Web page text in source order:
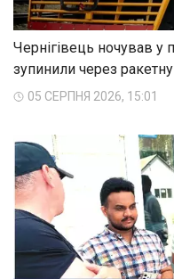
Чернігівець ночував у
зупинили через
05 СЕРПНЯ 2026, 15:01